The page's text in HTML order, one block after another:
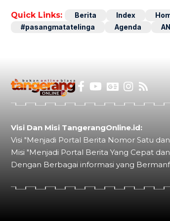
Quick Links: Berita Index
#pasangmatatelinga
Agenda
Visi Dan Misi TangerangOnline.id:
Visi "Menjadi Portal Berita Nomor Satu
Misi "Menjadi Portal Berita Yang Cepat
Dengan Berbagai informasi yang